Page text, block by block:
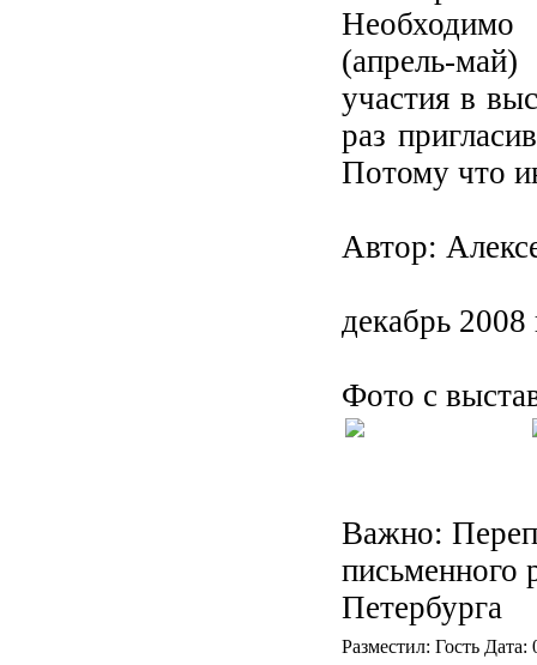
Необходимо
(апрель-
участия в
раз
Потому что
Автор:
декабрь 2008
Фото с
Важно:
письменного
Петербурга
Разместил: Гость